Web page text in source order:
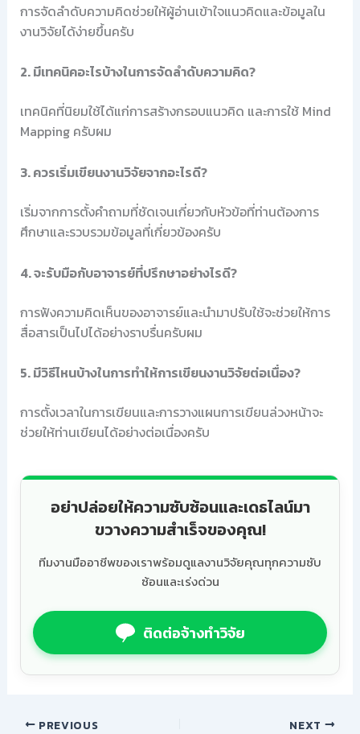
การจัดลำดับความคิดช่วยให้ผู้อ่านเข้าใจแนวคิดและข้อมูลใน
งานวิจัยได้ง่ายขึ้นครับ
2. มีเทคนิคอะไรบ้างในการจัดลำดับความคิด?
เทคนิคที่นิยมใช้ได้แก่การสร้างกรอบแนวคิด และการใช้ Mind
Mapping ครับผม
3. ควรเริ่มเขียนงานวิจัยจากอะไรดี?
เริ่มจากการตั้งคำถามที่ชัดเจนเกี่ยวกับหัวข้อที่ท่านต้องการ
ศึกษาและรวบรวมข้อมูลที่เกี่ยวข้องครับ
4. จะรับมือกับอาจารย์ที่ปรึกษาอย่างไรดี?
การฟังความคิดเห็นของอาจารย์และนำมาปรับใช้จะช่วยให้การ
สื่อสารเป็นไปได้อย่างราบรื่นครับผม
5. มีวิธีไหนบ้างในการทำให้การเขียนงานวิจัยต่อเนื่อง?
การตั้งเวลาในการเขียนและการวางแผนการเขียนล่วงหน้าจะ
ช่วยให้ท่านเขียนได้อย่างต่อเนื่องครับ
อย่าปล่อยให้ความซับซ้อนและเดธไลน์มา
ขวางความสำเร็จของคุณ!
ทีมงานมืออาชีพของเราพร้อมดูแลงานวิจัยคุณทุกความซับ
ซ้อนและเร่งด่วน
ติดต่อจ้างทำวิจัย
PREVIOUS NEXT